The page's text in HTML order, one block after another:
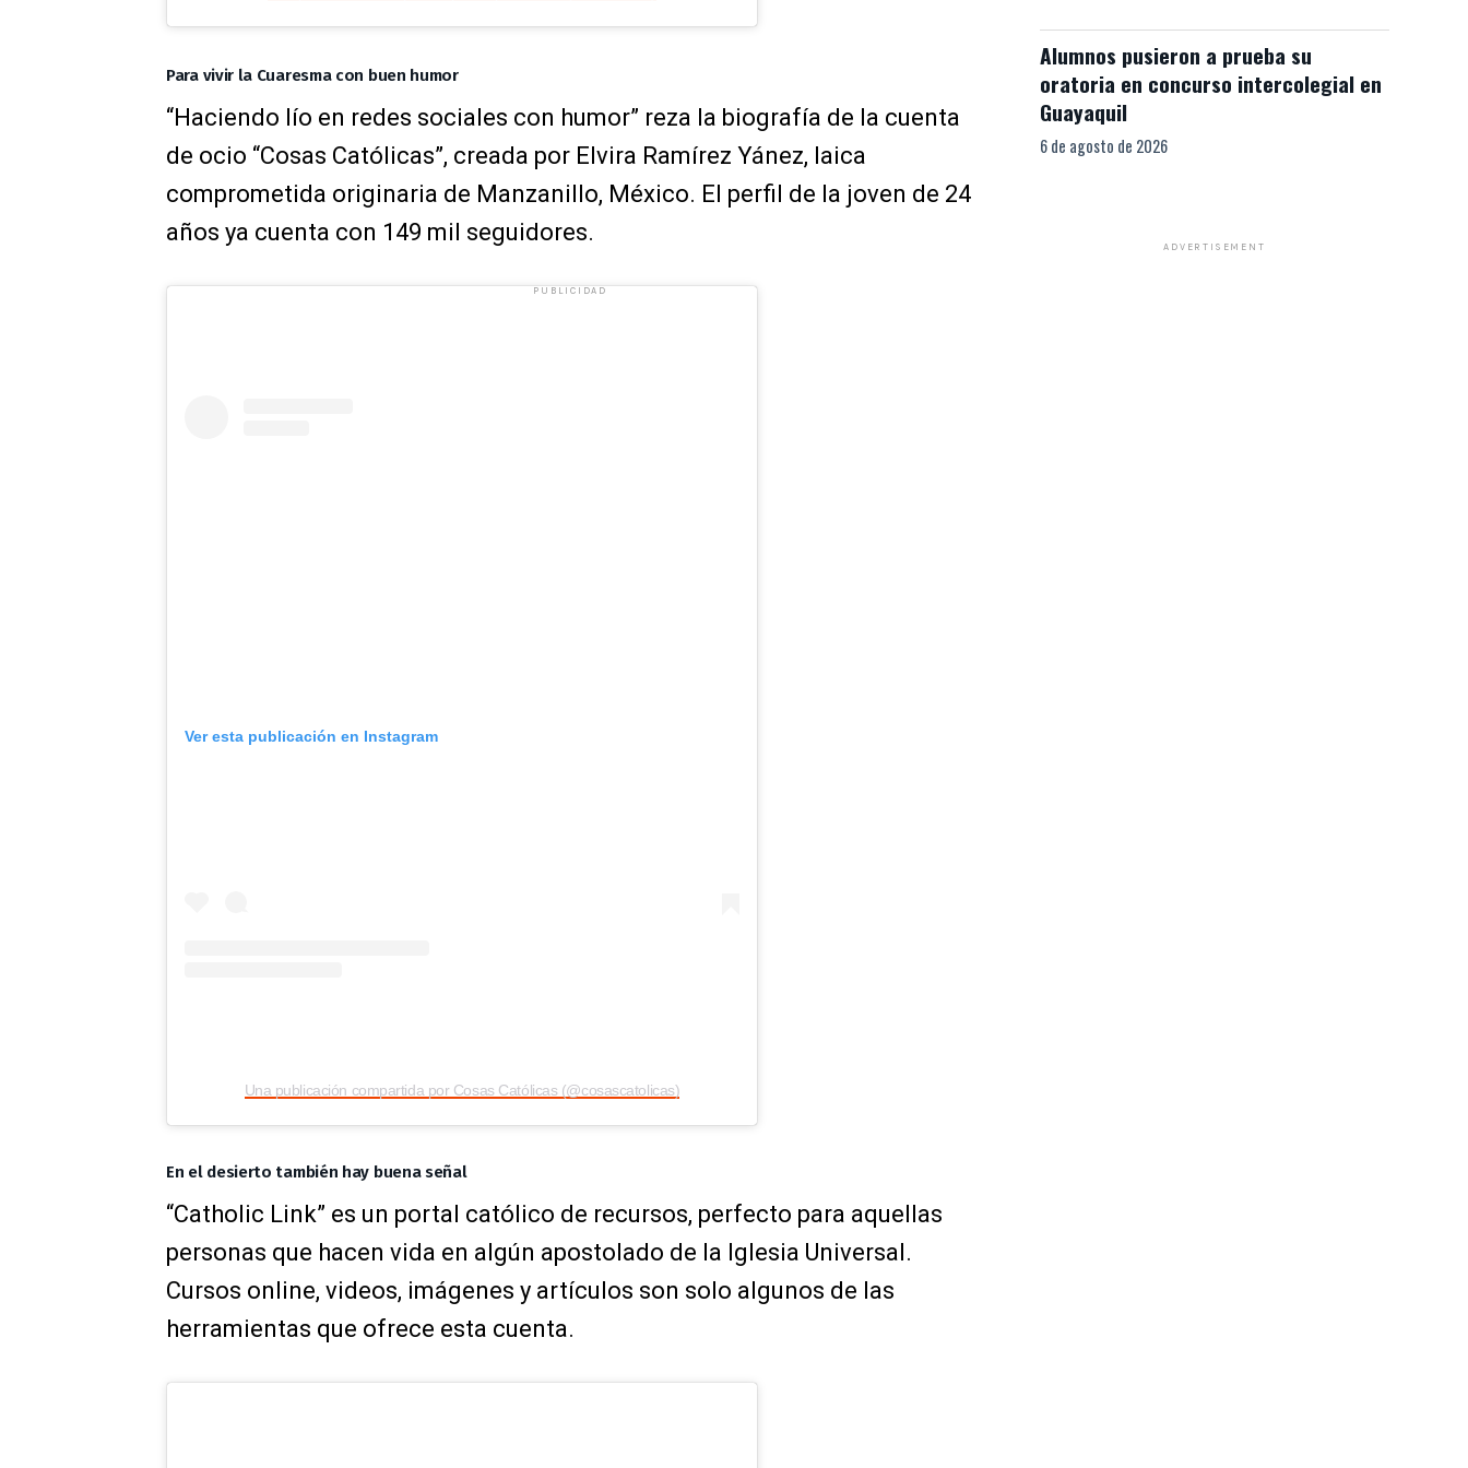
Para vivir la Cuaresma con buen humor
“Haciendo lío en redes sociales con humor” reza la biografía de la cuenta
de ocio “Cosas Católicas”, creada por Elvira Ramírez Yánez, laica
comprometida originaria de Manzanillo, México. El perfil de la joven de 24
años ya cuenta con 149 mil seguidores.
PUBLICIDAD
Ver esta publicación en Instagram
Una publicación compartida por Cosas Católicas (@cosascatolicas)
En el desierto también hay buena señal
“Catholic Link” es un portal católico de recursos, perfecto para aquellas
personas que hacen vida en algún apostolado de la Iglesia Universal.
Cursos online, videos, imágenes y artículos son solo algunos de las
herramientas que ofrece esta cuenta.
Alumnos pusieron a prueba su
oratoria en concurso intercolegial en
Guayaquil
6 de agosto de 2026
ADVERTISEMENT